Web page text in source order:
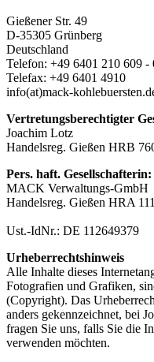
Gießener Str. 49
D-35305 Grünberg
Deutschland
Telefon: +49 6401 210 609 -
Telefax: +49 6401 4910
info(at)mack-
Vertretungsberechtigter
Joachim Lotz
Handelsreg. Gießen HRB
Pers. haft. Gesellschafterin:
MACK Verwaltungs-GmbH
Handelsreg. Gießen HRA
Ust.-IdNr.: DE 112649379
Urheberrechtshinweis
Alle Inhalte dieses
Fotografien und Grafiken,
(Copyright). Das
anders gekennzeichnet, bei
fragen Sie uns, falls Sie die
verwenden möchten.